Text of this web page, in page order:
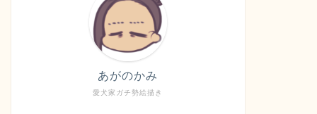
愛犬家ガチ勢絵描き
あがのかみ